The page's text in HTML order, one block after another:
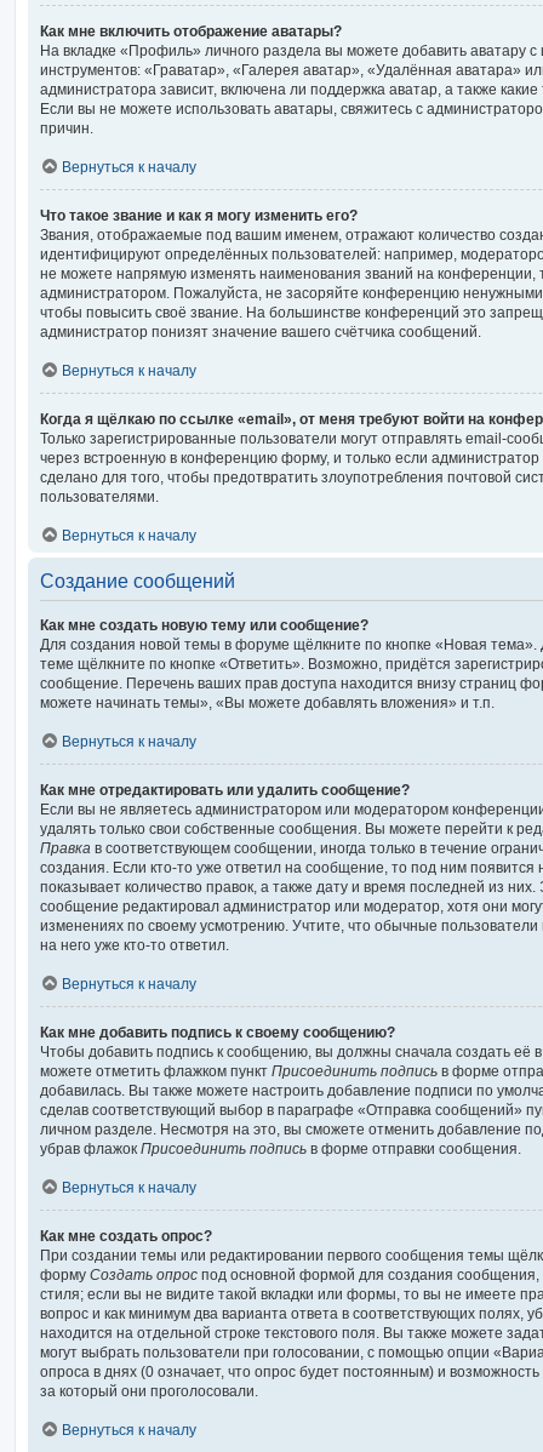
Как мне включить отображение аватары?
На вкладке «Профиль» личного раздела вы можете добавить аватару
инструментов: «Граватар», «Галерея аватар», «Удалённая аватара»
администратора зависит, включена ли поддержка аватар, а также
Если вы не можете использовать аватары, свяжитесь с
причин.
Вернуться к началу
Что такое звание и как я могу изменить его?
Звания, отображаемые под вашим именем, отражают количество
идентифицируют определённых пользователей: например,
не можете напрямую изменять наименования званий на конференции,
администратором. Пожалуйста, не засоряйте конференцию
чтобы повысить своё звание. На большинстве конференций это
администратор понизят значение вашего счётчика сообщений.
Вернуться к началу
Когда я щёлкаю по ссылке «email», от меня требуют войти на
Только зарегистрированные пользователи могут отправлять email-
через встроенную в конференцию форму, и только если
сделано для того, чтобы предотвратить злоупотребления почтовой
пользователями.
Вернуться к началу
Создание сообщений
Как мне создать новую тему или сообщение?
Для создания новой темы в форуме щёлкните по кнопке «Новая
теме щёлкните по кнопке «Ответить». Возможно, придётся
сообщение. Перечень ваших прав доступа находится внизу страниц
можете начинать темы», «Вы можете добавлять вложения» и т.п.
Вернуться к началу
Как мне отредактировать или удалить сообщение?
Если вы не являетесь администратором или модератором
удалять только свои собственные сообщения. Вы можете перейти к
Правка в соответствующем сообщении, иногда только в течение
создания. Если кто-то уже ответил на сообщение, то под ним
показывает количество правок, а также дату и время последней из
сообщение редактировал администратор или модератор, хотя они
изменениях по своему усмотрению. Учтите, что обычные
на него уже кто-то ответил.
Вернуться к началу
Как мне добавить подпись к своему сообщению?
Чтобы добавить подпись к сообщению, вы должны сначала создать её
можете отметить флажком пункт Присоединить подпись в форме
добавилась. Вы также можете настроить добавление подписи по
сделав соответствующий выбор в параграфе «Отправка сообщений»
личном разделе. Несмотря на это, вы сможете отменить добавление
убрав флажок Присоединить подпись в форме отправки сообщения.
Вернуться к началу
Как мне создать опрос?
При создании темы или редактировании первого сообщения темы
форму Создать опрос под основной формой для создания сообщения,
стиля; если вы не видите такой вкладки или формы, то вы не имеете
вопрос и как минимум два варианта ответа в соответствующих полях,
находится на отдельной строке текстового поля. Вы также можете
могут выбрать пользователи при голосовании, с помощью опции
опроса в днях (0 означает, что опрос будет постоянным) и
за который они проголосовали.
Вернуться к началу